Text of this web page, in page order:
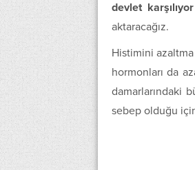
devlet
aktaracağız.
Histimini
hormonları da
damarlarındaki
sebep olduğu